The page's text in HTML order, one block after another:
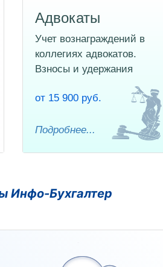
Адвокаты
Учет вознаграждений в
коллегиях адвокатов.
Взносы и удержания
от 15 900 руб.
Подробнее...
Инфо-Бухгалтер